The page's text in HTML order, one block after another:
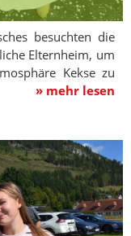
besuchten die
Elternheim, um
Kekse zu
» mehr lesen